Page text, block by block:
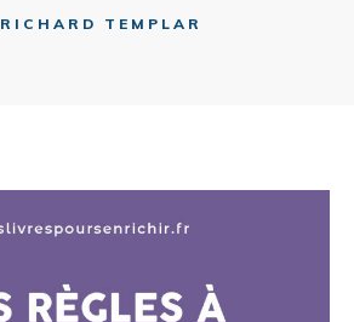
RICHARD TEMPLAR